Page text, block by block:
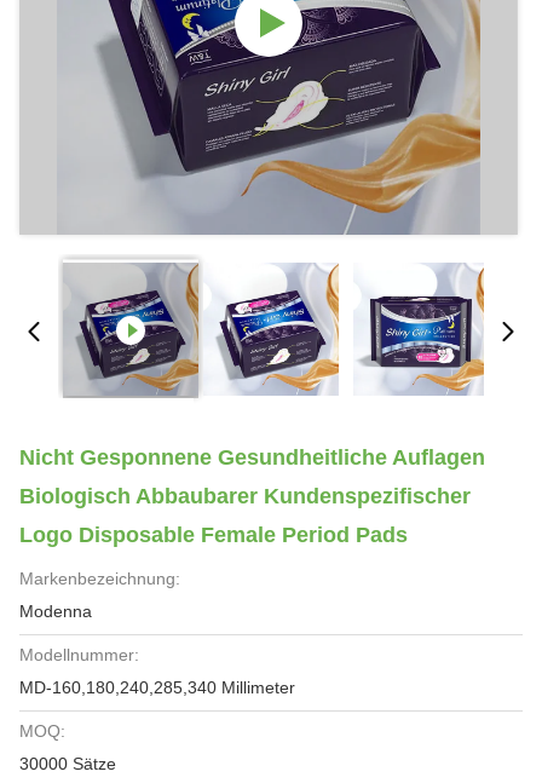
Nicht Gesponnene Gesundheitliche Auflagen
Biologisch Abbaubarer Kundenspezifischer
Logo Disposable Female Period Pads
Markenbezeichnung:
Modenna
Modellnummer:
MD-160,180,240,285,340 Millimeter
MOQ:
30000 Sätze